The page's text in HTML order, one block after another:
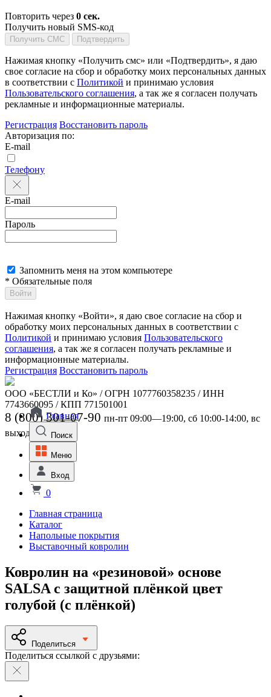
Повторить через 0 сек.
Получить новый SMS-код
Получить СМС Подтвердить
Нажимая кнопку «Получить смс» или «Подтвердить», я даю
свое согласие на сбор и обработку моих персональных данных
в соответствии с Политикой и принимаю условия
Пользовательского соглашения, а так же я согласен получать
рекламные и информационные материалы.
Регистрация Восстановить пароль
Авторизация по:
E-mail
Телефону
E-mail
Пароль
Запомнить меня на этом компьютере
* Обязательные поля
Войти
Нажимая кнопку «Войти», я даю свое согласие на сбор и
обработку моих персональных данных в соответствии с
Политикой и принимаю условия Пользовательского
соглашения, а так же я согласен получать рекламные и
информационные материалы.
Регистрация Восстановить пароль
ООО «БЕСТЛИ и Ко» / ОГРН 1077760358235 / ИНН
7743660095 / КПП 771501001
8 (800) 301-07-90 пн-пт 09:00—19:00, сб 10:00-14:00, вс
выходной
Главная
Поиск
Меню
Вход
0
Главная страница
Каталог
Напольные покрытия
Выставочный ковролин
Ковролин на «резиновой» основе
SALSA с защитной плёнкой цвет
голубой (с плёнкой)
Поделиться
Поделиться ссылкой с друзьями: